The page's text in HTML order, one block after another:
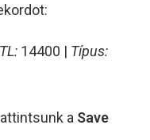
14400 | Típus:
a Save